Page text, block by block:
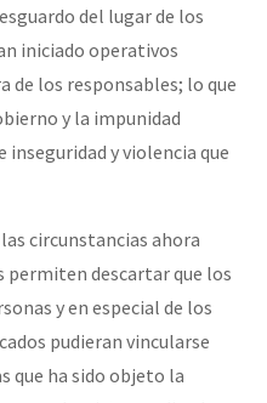
del lugar de los
iniciado operativos
de los responsables; lo que
y la impunidad
y violencia que
circunstancias ahora
permiten descartar que los
y en especial de los
pudieran vincularse
que ha sido objeto la